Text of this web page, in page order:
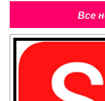
Все